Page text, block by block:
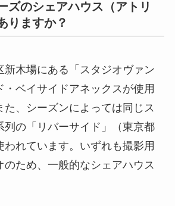
ズのシェアハウス（アトリ
りますか？
新木場にある「スタジオヴァン
・ベイサイドアネックスが使用
た、シーズンによっては同じス
列の「リバーサイド」（東京都
われています。いずれも撮影用
のため、一般的なシェアハウス